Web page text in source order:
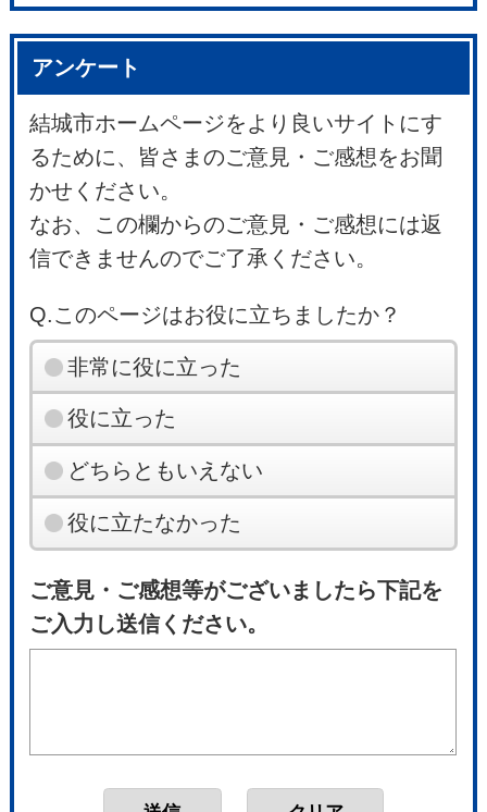
アンケート
結城市ホームページをより良いサイトにす
るために、皆さまのご意見・ご感想をお聞
かせください。
なお、この欄からのご意見・ご感想には返
信できませんのでご了承ください。
Q.このページはお役に立ちましたか？
非常に役に立った
役に立った
どちらともいえない
役に立たなかった
ご意見・ご感想等がございましたら下記を
ご入力し送信ください。